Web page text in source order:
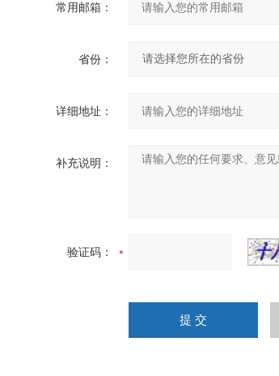
常用邮箱：
省份：
详细地址：
补充说明：
验证码：